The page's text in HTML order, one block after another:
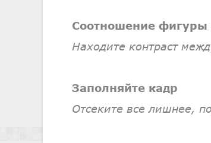
Соотношение фигуры
Находите контраст
Заполняйте кадр
Отсеките все лишнее,